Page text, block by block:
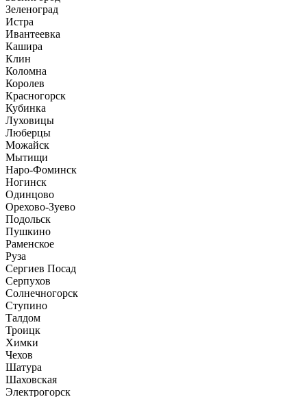
Зеленоград
Истра
Ивантеевка
Кашира
Клин
Коломна
Королев
Красногорск
Кубинка
Луховицы
Люберцы
Можайск
Мытищи
Наро-Фоминск
Ногинск
Одинцово
Орехово-Зуево
Подольск
Пушкино
Раменское
Руза
Сергиев Посад
Серпухов
Солнечногорск
Ступино
Талдом
Троицк
Химки
Чехов
Шатура
Шаховская
Электрогорск